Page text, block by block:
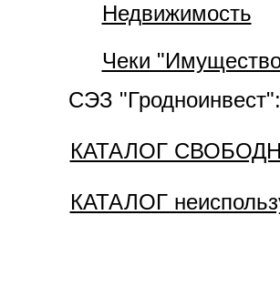
Недвижимость
Чеки
СЭЗ "Гродноинвест":
КАТАЛОГ
КАТАЛОГ